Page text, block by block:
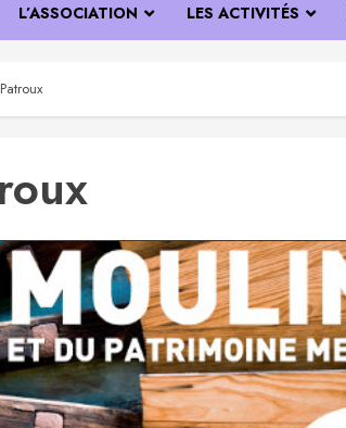
L’ASSOCIATION LES ACTIVITÉS
Patroux